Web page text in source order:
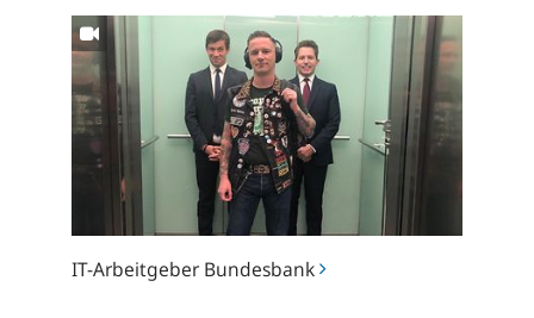
IT-Arbeitgeber Bundesbank
IT-
Arbeitgeber
Bundesbank